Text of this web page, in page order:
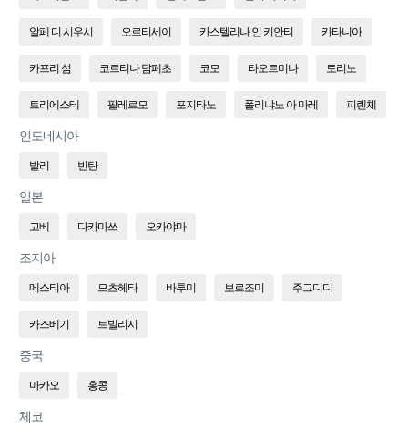
알페 디 시우시 오르티세이 카스텔리나 인 키안티 카타니아
카프리 섬 코르티나 담페초 코모 타오르미나 토리노
트리에스테 팔레르모 포지타노 폴리냐노 아 마레 피렌체
인도네시아
발리 빈탄
일본
고베 다카마쓰 오카야마
조지아
메스티아 므츠헤타 바투미 보르조미 주그디디
카즈베기 트빌리시
중국
마카오 홍콩
체코